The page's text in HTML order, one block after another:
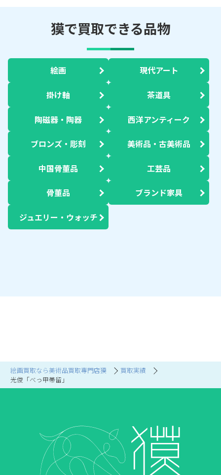
絵画買取なら美術品買取専門店獏
買取実績
光俊「べっ甲帯留」
獏で買取できる品物
絵画 現代アート
掛け軸 茶道具
陶磁器・陶器 西洋アンティーク
ブロンズ・彫刻 美術品・古美術品
中国骨董品 工芸品
骨董品 ブランド家具
ジュエリー・ウォッチ